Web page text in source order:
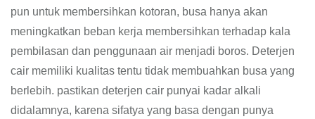
pun untuk membersihkan kotoran, busa hanya akan
meningkatkan beban kerja membersihkan terhadap kala
pembilasan dan penggunaan air menjadi boros. Deterjen
cair memiliki kualitas tentu tidak membuahkan busa yang
berlebih. pastikan deterjen cair punyai kadar alkali
didalamnya, karena sifatya yang basa dengan punya